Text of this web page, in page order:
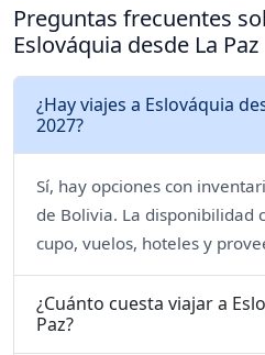
Preguntas frecuentes
Eslováquia desde La Paz
¿Hay viajes a Eslováquia
2027?
Sí, hay opciones con
de Bolivia. La disponibilidad
cupo, vuelos, hoteles y
¿Cuánto cuesta viajar a
Paz?